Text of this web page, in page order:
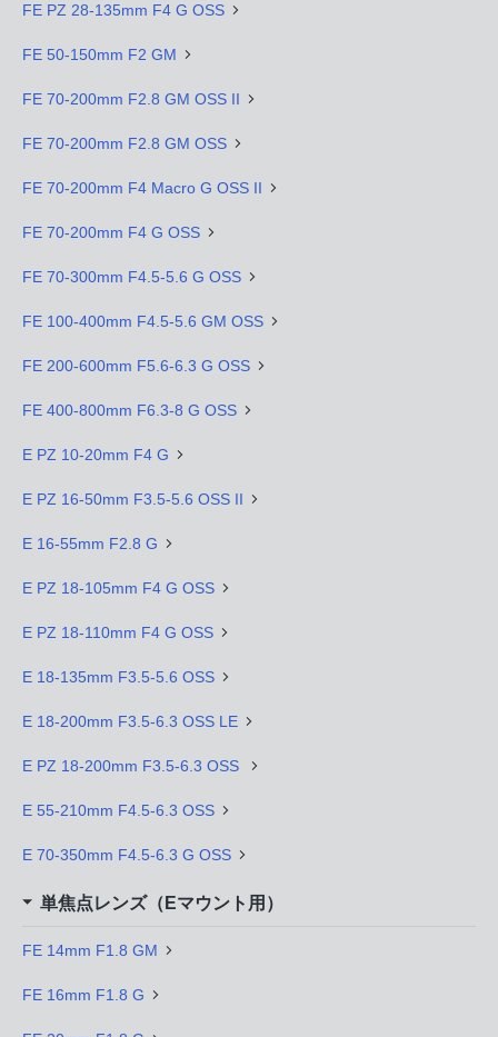
FE PZ 28-135mm F4 G OSS
FE 50-150mm F2 GM
FE 70-200mm F2.8 GM OSS II
FE 70-200mm F2.8 GM OSS
FE 70-200mm F4 Macro G OSS II
FE 70-200mm F4 G OSS
FE 70-300mm F4.5-5.6 G OSS
FE 100-400mm F4.5-5.6 GM OSS
FE 200-600mm F5.6-6.3 G OSS
FE 400-800mm F6.3-8 G OSS
E PZ 10-20mm F4 G
E PZ 16-50mm F3.5-5.6 OSS II
E 16-55mm F2.8 G
E PZ 18-105mm F4 G OSS
E PZ 18-110mm F4 G OSS
E 18-135mm F3.5-5.6 OSS
E 18-200mm F3.5-6.3 OSS LE
E PZ 18-200mm F3.5-6.3 OSS
E 55-210mm F4.5-6.3 OSS
E 70-350mm F4.5-6.3 G OSS
単焦点レンズ（Eマウント用）
FE 14mm F1.8 GM
FE 16mm F1.8 G